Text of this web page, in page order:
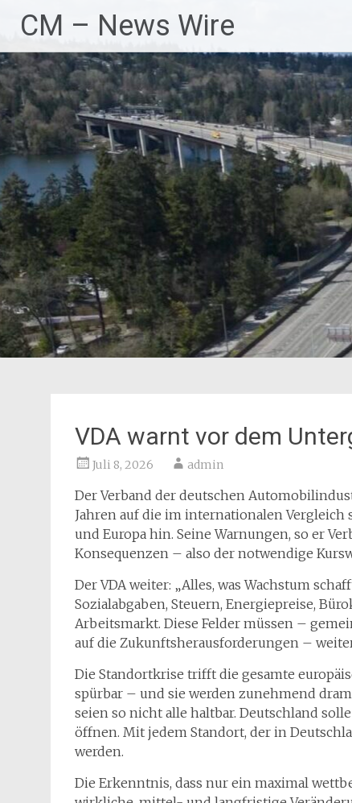
Inhalt
springen
CM – News Wire
VDA warnt vor dem
Juli 8, 2026 admin
Der Verband der deutschen
Jahren auf die im internationalen
und Europa hin. Seine Warnungen, so er
Konsequenzen – also der notwendige
Der VDA weiter: „Alles, was Wachstum
Sozialabgaben, Steuern, Energiepreise,
Arbeitsmarkt. Diese Felder müssen –
auf die Zukunftsherausforderungen –
Die Standortkrise trifft die gesamte
spürbar – und sie werden zunehmend
seien so nicht alle haltbar. Deutschland
öffnen. Mit jedem Standort, der in
werden.
Die Erkenntnis, dass nur ein maximal